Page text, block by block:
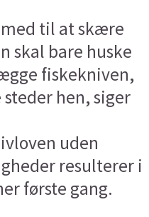
til at skære
skal bare huske
fiskekniven,
hen, siger
uden
resulterer i
første gang.